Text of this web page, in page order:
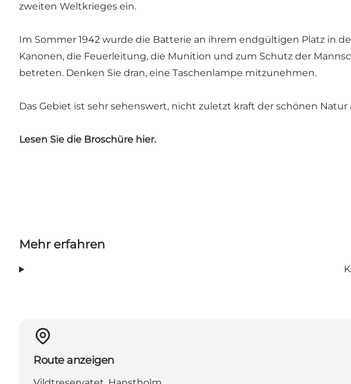
zweiten Weltkrieges ein.
Im Sommer 1942 wurde die Batterie an ihrem endgültigen Platz in
Kanonen, die Feuerleitung, die Munition und zum Schutz der
betreten. Denken Sie dran, eine Taschenlampe mitzunehmen.
Das Gebiet ist sehr sehenswert, nicht zuletzt kraft der schönen
Lesen Sie die Broschüre hier.
Mehr erfahren
Route anzeigen